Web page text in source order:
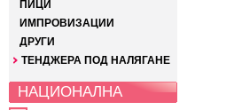
ПИЦИ
ИМПРОВИЗАЦИИ
ДРУГИ
ТЕНДЖЕРА ПОД НАЛЯГАНЕ
НАЦИОНАЛНА